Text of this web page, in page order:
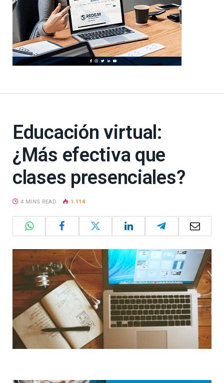
Educación virtual:
¿Más efectiva que
clases presenciales?
4 MINS READ 1.114